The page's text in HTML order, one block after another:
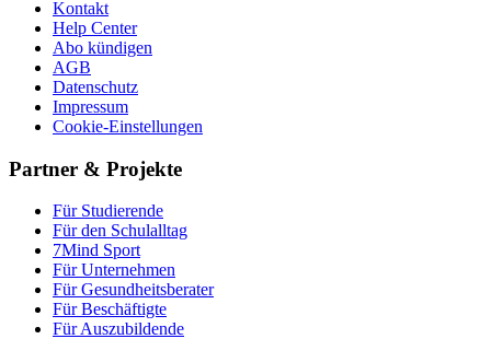
Kontakt
Help Center
Abo kündigen
AGB
Datenschutz
Impressum
Cookie-Einstellungen
Partner & Projekte
Für Stu­die­rende
Für den Schulalltag
7Mind Sport
Für Unter­neh­men
Für Gesund­heits­be­ra­ter
Für Beschäftigte
Für Auszubildende